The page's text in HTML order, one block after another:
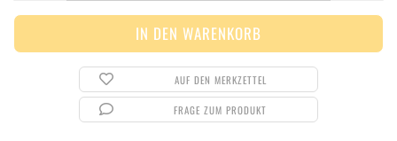
AUF DEN MERKZETTEL
FRAGE ZUM PRODUKT